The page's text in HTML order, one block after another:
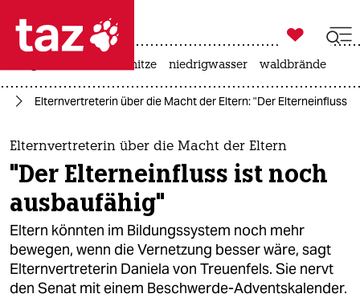
 taz zahl ich
taz zahl ich
themen
politik
öko
gesellschaft
kultur

taz zahl ich
hitze niedrigwasser waldbrände
Elternvertreterin über die Macht der Eltern: "Der Elterneinfluss
Elternvertreterin über die Macht der Eltern
"Der Elterneinfluss ist noch
ausbaufähig"
Eltern könnten im Bildungssystem noch mehr
bewegen, wenn die Vernetzung besser wäre, sagt
Elternvertreterin Daniela von Treuenfels. Sie nervt
den Senat mit einem Beschwerde-Adventskalender.